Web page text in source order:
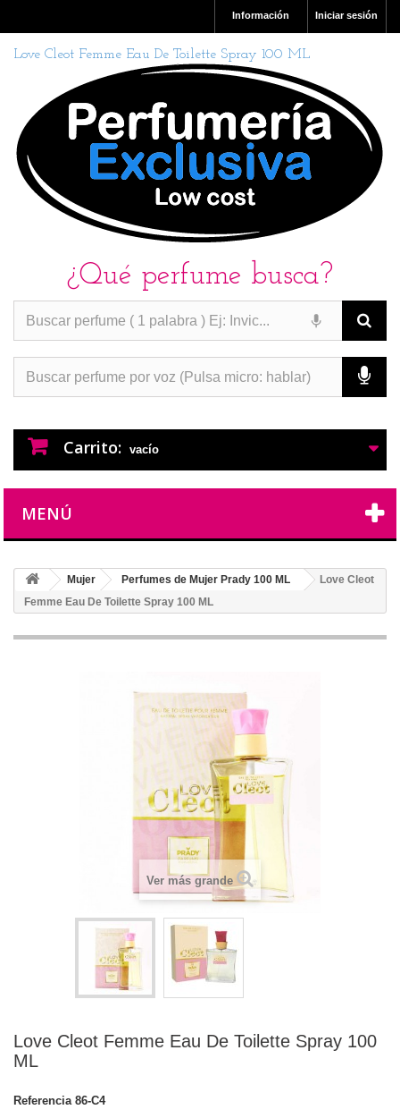
Iniciar sesión
Información
Love Cleot Femme Eau De Toilette Spray 100 ML
¿Qué perfume busca?
Carrito: vacío
MENÚ
Mujer Perfumes de Mujer Prady 100 ML
Love Cleot
Femme Eau De Toilette Spray 100 ML
Ver más grande
Love Cleot Femme Eau De Toilette Spray 100
ML
Referencia 86-C4